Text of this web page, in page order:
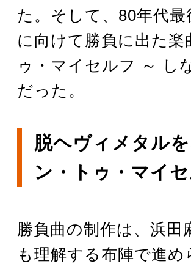
た。そして、80年代
に向けて勝負に出た
ゥ・マイセルフ ～ し
だった。
脱ヘヴィメタル
ン・トゥ・マイセ
勝負曲の制作は、浜
も理解する布陣で進